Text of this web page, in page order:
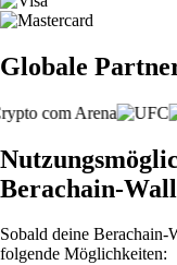
Globale
Berachain-
Sobald deine Berachain-
folgende Möglichkeiten: